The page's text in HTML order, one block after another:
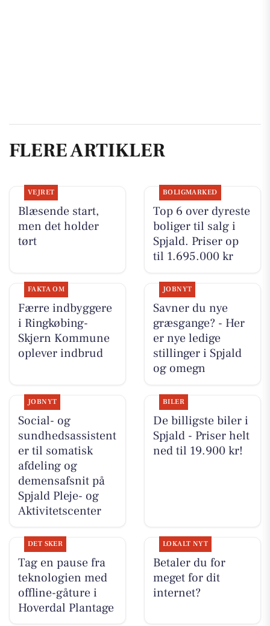
FLERE ARTIKLER
VEJRET
Blæsende start,
men det holder
tørt
BOLIGMARKED
Top 6 over dyreste
boliger til salg i
Spjald. Priser op
til 1.695.000 kr
FAKTA OM
Færre indbyggere
i Ringkøbing-
Skjern Kommune
oplever indbrud
JOBNYT
Savner du nye
græsgange? - Her
er nye ledige
stillinger i Spjald
og omegn
JOBNYT
Social- og
sundhedsassistent
er til somatisk
afdeling og
demensafsnit på
Spjald Pleje- og
Aktivitetscenter
BILER
De billigste biler i
Spjald - Priser helt
ned til 19.900 kr!
DET SKER
Tag en pause fra
teknologien med
offline-gåture i
Hoverdal Plantage
LOKALT NYT
Betaler du for
meget for dit
internet?